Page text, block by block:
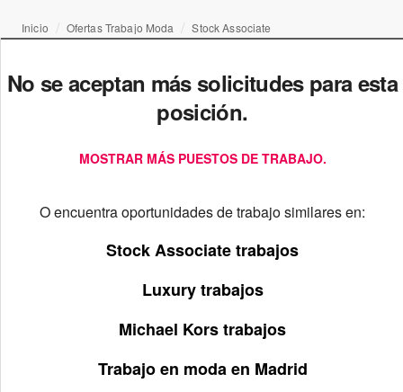
Inicio Ofertas Trabajo Moda Stock Associate
No se aceptan más solicitudes para esta
posición.
MOSTRAR MÁS PUESTOS DE TRABAJO.
O encuentra oportunidades de trabajo similares en:
Stock Associate trabajos
Luxury trabajos
Michael Kors trabajos
Trabajo en moda en Madrid